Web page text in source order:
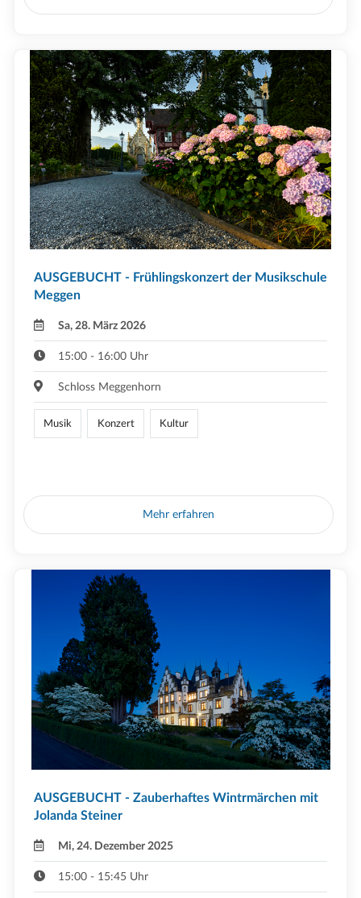
AUSGEBUCHT - Frühlingskonzert der Musikschule
Meggen
Sa, 28. März 2026
15:00 - 16:00 Uhr
Schloss Meggenhorn
Musik Konzert Kultur
Mehr erfahren
AUSGEBUCHT - Zauberhaftes Wintrmärchen mit
Jolanda Steiner
Mi, 24. Dezember 2025
15:00 - 15:45 Uhr